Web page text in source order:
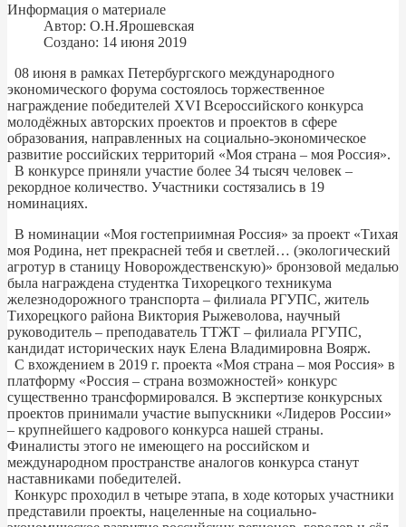
Информация о материале
Автор: О.Н.Ярошевская
Создано: 14 июня 2019
08 июня в рамках Петербургского международного
экономического форума состоялось торжественное
награждение победителей XVI Всероссийского конкурса
молодёжных авторских проектов и проектов в сфере
образования, направленных на социально-экономическое
развитие российских территорий «Моя страна – моя Россия».
В конкурсе приняли участие более 34 тысяч человек –
рекордное количество. Участники состязались в 19
номинациях.
В номинации «Моя гостеприимная Россия» за проект «Тихая
моя Родина, нет прекрасней тебя и светлей… (экологический
агротур в станицу Новорождественскую)» бронзовой медалью
была награждена студентка Тихорецкого техникума
железнодорожного транспорта – филиала РГУПС, житель
Тихорецкого района Виктория Рыжеволова, научный
руководитель – преподаватель ТТЖТ – филиала РГУПС,
кандидат исторических наук Елена Владимировна Воярж.
С вхождением в 2019 г. проекта «Моя страна – моя Россия» в
платформу «Россия – страна возможностей» конкурс
существенно трансформировался. В экспертизе конкурсных
проектов принимали участие выпускники «Лидеров России»
– крупнейшего кадрового конкурса нашей страны.
Финалисты этого не имеющего на российском и
международном пространстве аналогов конкурса станут
наставниками победителей.
Конкурс проходил в четыре этапа, в ходе которых участники
представили проекты, нацеленные на социально-